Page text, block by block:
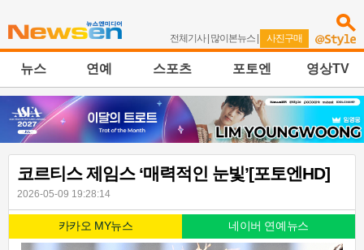
전체기사| 많이본뉴스 | 사진구매
뉴스 연예 스포츠 포토엔 영상TV
코르티스 제임스 ‘매력적인 눈빛’[포토엔HD]
2026-05-09 19:28:14
카카오 MY뉴스 네이버 연예뉴스